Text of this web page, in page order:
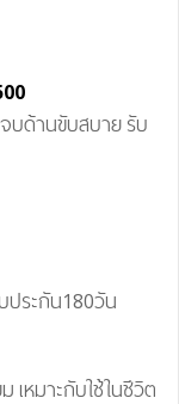
บด้านขับสบาย รับ
ประกัน180วัน
เหมาะกับใช้ในชีวิต